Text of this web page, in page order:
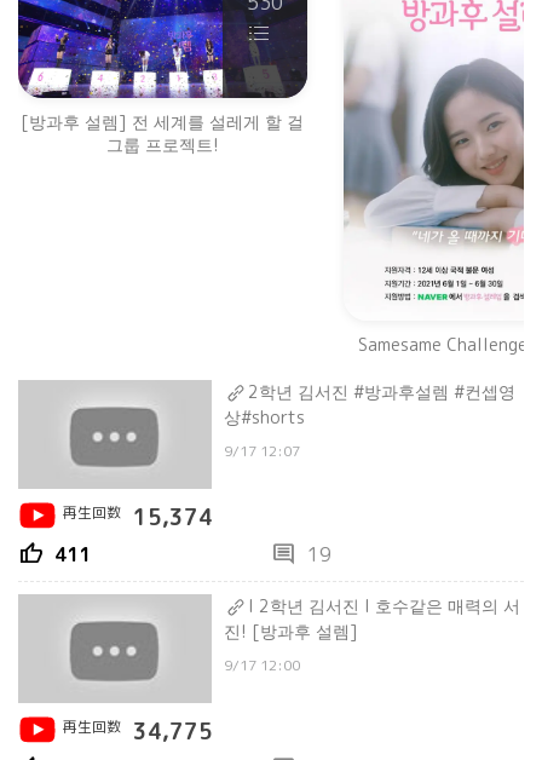
[방과후 설렘] 전 세계를 설레게 할 걸
그룹 프로젝트!
Samesame Challenge
2학년 김서진 #방과후설렘 #컨셉영
상#shorts
9/17 12:07
再生回数 15,374
thumb_up 411 comment 19
l 2학년 김서진 l 호수같은 매력의 서
진! [방과후 설렘]
9/17 12:00
再生回数 34,775